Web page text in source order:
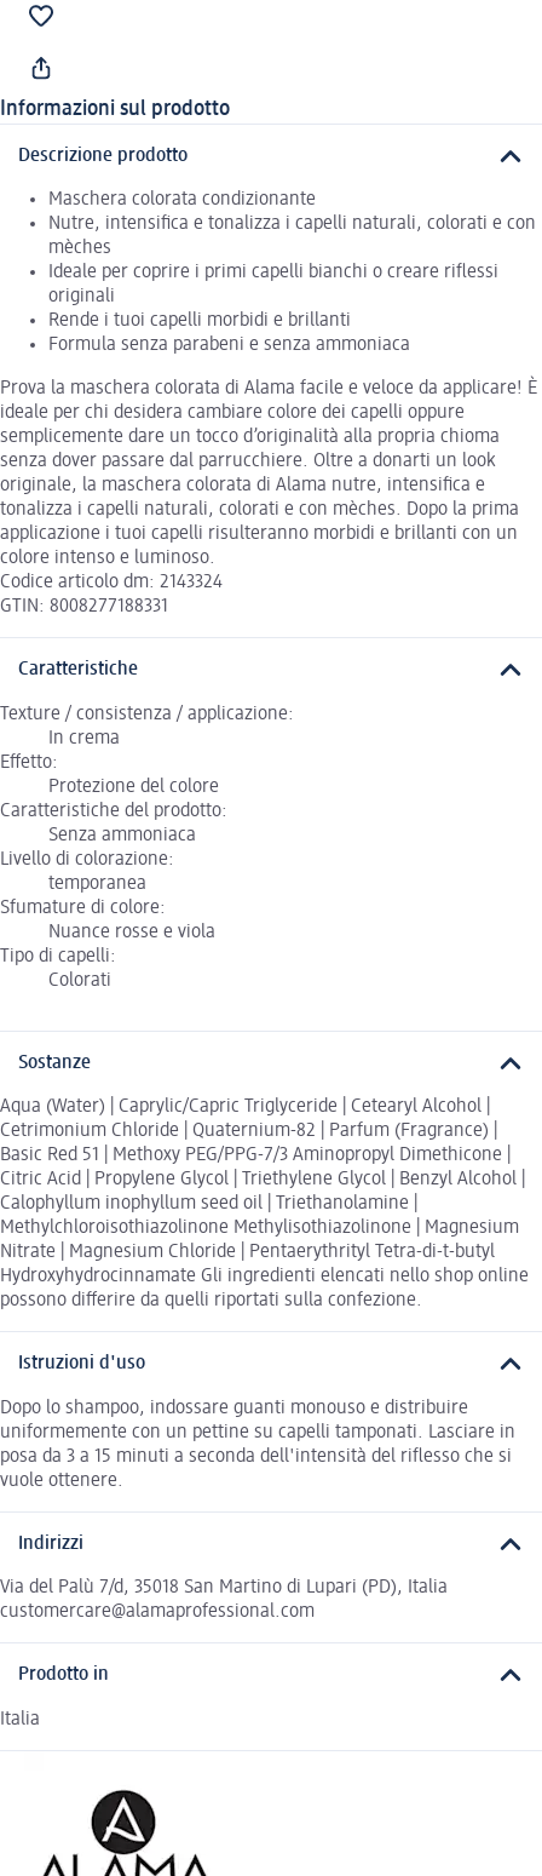
Informazioni sul prodotto
Descrizione prodotto
Maschera colorata condizionante
Nutre, intensifica e tonalizza i capelli naturali, colorati e con
mèches
Ideale per coprire i primi capelli bianchi o creare riflessi
originali
Rende i tuoi capelli morbidi e brillanti
Formula senza parabeni e senza ammoniaca
Prova la maschera colorata di Alama facile e veloce da applicare! È
ideale per chi desidera cambiare colore dei capelli oppure
semplicemente dare un tocco d’originalità alla propria chioma
senza dover passare dal parrucchiere. Oltre a donarti un look
originale, la maschera colorata di Alama nutre, intensifica e
tonalizza i capelli naturali, colorati e con mèches. Dopo la prima
applicazione i tuoi capelli risulteranno morbidi e brillanti con un
colore intenso e luminoso.
Codice articolo dm: 2143324
GTIN: 8008277188331
Caratteristiche
Texture / consistenza / applicazione:
In crema
Effetto:
Protezione del colore
Caratteristiche del prodotto:
Senza ammoniaca
Livello di colorazione:
temporanea
Sfumature di colore:
Nuance rosse e viola
Tipo di capelli:
Colorati
Sostanze
Aqua (Water) | Caprylic/Capric Triglyceride | Cetearyl Alcohol |
Cetrimonium Chloride | Quaternium-82 | Parfum (Fragrance) |
Basic Red 51 | Methoxy PEG/PPG-7/3 Aminopropyl Dimethicone |
Citric Acid | Propylene Glycol | Triethylene Glycol | Benzyl Alcohol |
Calophyllum inophyllum seed oil | Triethanolamine |
Methylchloroisothiazolinone Methylisothiazolinone | Magnesium
Nitrate | Magnesium Chloride | Pentaerythrityl Tetra-di-t-butyl
Hydroxyhydrocinnamate Gli ingredienti elencati nello shop online
possono differire da quelli riportati sulla confezione.
Istruzioni d'uso
Dopo lo shampoo, indossare guanti monouso e distribuire
uniformemente con un pettine su capelli tamponati. Lasciare in
posa da 3 a 15 minuti a seconda dell'intensità del riflesso che si
vuole ottenere.
Indirizzi
Via del Palù 7/d, 35018 San Martino di Lupari (PD), Italia
customercare@alamaprofessional.com
Prodotto in
Italia